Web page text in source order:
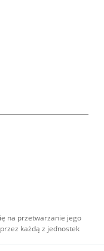
na przetwarzanie jego
każdą z jednostek